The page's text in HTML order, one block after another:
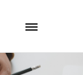
Aller au contenu